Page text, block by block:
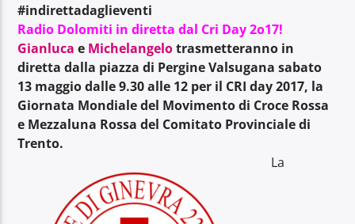
Radio Dolomiti
#indirettadaglieventi
Radio Dolomiti in diretta dal Cri Day 2o17!
Gianluca e Michelangelotrasmetteranno in
diretta dalla piazza di Pergine Valsugana sabato
13 maggio dalle 9.30 alle 12 per il CRI day 2017, la
Giornata Mondiale del Movimento di Croce Rossa
e Mezzaluna Rossa del Comitato Provinciale di
Trento.
La